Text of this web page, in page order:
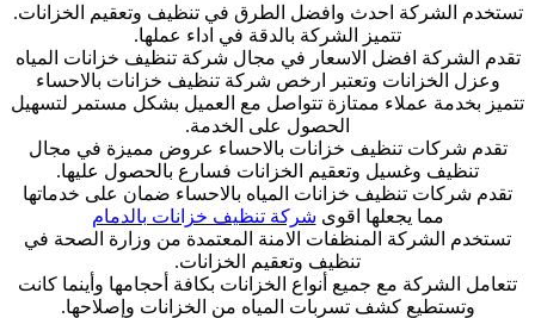
تستخدم الشركة احدث وافضل الطرق في تنظيف وتعقيم الخزانات.
تتميز الشركة بالدقة في اداء عملها.
تقدم الشركة افضل الاسعار في مجال شركة تنظيف خزانات المياه
وعزل الخزانات وتعتبر ارخص شركة تنظيف خزانات بالاحساء
تتميز بخدمة عملاء ممتازة تتواصل مع العميل بشكل مستمر لتسهيل
الحصول على الخدمة.
تقدم شركات تنظيف خزانات بالاحساء عروض مميزة في مجال
تنظيف وغسيل وتعقيم الخزانات فسارع بالحصول عليها.
تقدم شركات تنظيف خزانات المياه بالاحساء ضمان على خدماتها
مما يجعلها اقوى شركة تنظيف خزانات بالدمام
تستخدم الشركة المنظفات الامنة المعتمدة من وزارة الصحة في
تنظيف وتعقيم الخزانات.
تتعامل الشركة مع جميع أنواع الخزانات بكافة أحجامها وأينما كانت
وتستطيع كشف تسربات المياه من الخزانات وإصلاحها.